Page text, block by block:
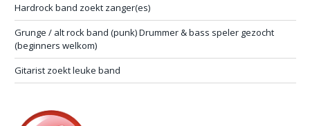
Hardrock band zoekt zanger(es)
Grunge / alt rock band (punk) Drummer & bass speler gezocht
(beginners welkom)
Gitarist zoekt leuke band